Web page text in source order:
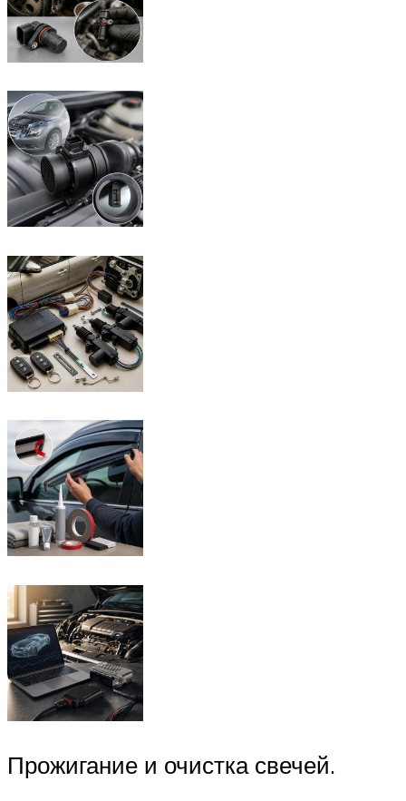
Прожигание и очистка свечей.